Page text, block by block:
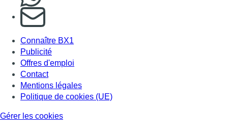
S'abonner à notre newsletter
Connaître BX1
Publicité
Offres d'emploi
Contact
Mentions légales
Politique de cookies (UE)
Gérer les cookies